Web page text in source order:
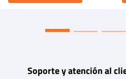
Soporte y atención al